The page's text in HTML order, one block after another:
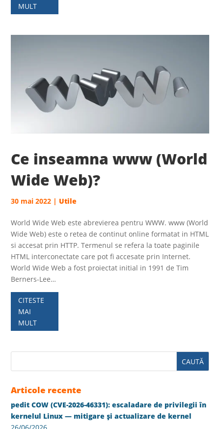
MULT
Ce inseamna www (World
Wide Web)?
30 mai 2022 | Utile
World Wide Web este abrevierea pentru WWW. www (World
Wide Web) este o retea de continut online formatat in HTML
si accesat prin HTTP. Termenul se refera la toate paginile
HTML interconectate care pot fi accesate prin Internet.
World Wide Web a fost proiectat initial in 1991 de Tim
Berners-Lee…
CITESTE
MAI
MULT
Articole recente
pedit COW (CVE-2026-46331): escaladare de privilegii în
kernelul Linux — mitigare și actualizare de kernel